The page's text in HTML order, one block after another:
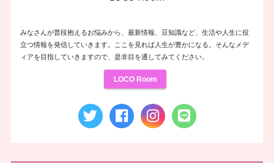
みなさんが普段抱えるお悩みから、最新情報、豆知識など、生活や人生に役
立つ情報を発信していきます。ここを見れば人生が豊かになる。そんなメデ
ィアを目指していきますので、是非目を通してみてください。
LOCO Room